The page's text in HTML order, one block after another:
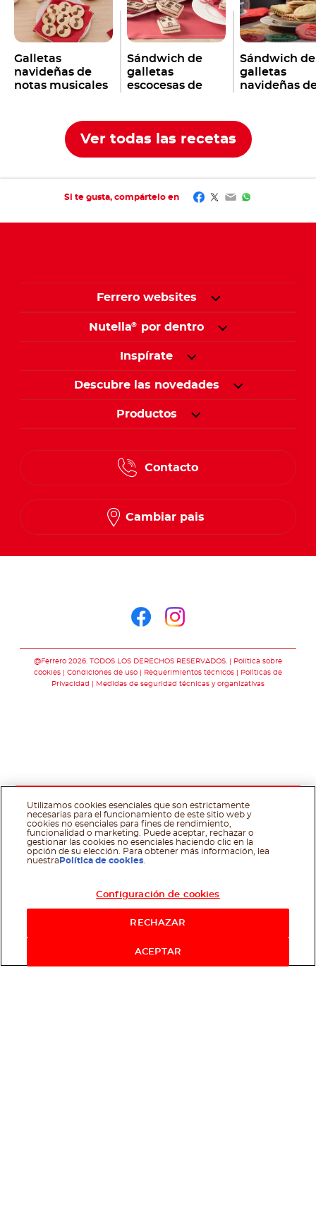
Galletas
navideñas de
notas musicales
Sándwich de
galletas
escocesas de
Sándwich de
galletas
navideñas
Ver todas las recetas
Si te gusta, compártelo en Facebook
Twitter
EmailWhatsApp
Ferrero websites
Nutella® por dentro
Inspírate
Descubre las novedades
Productos
Contacto
Cambiar pais
@Ferrero 2026. TODOS LOS DERECHOS RESERVADOS.
Política sobre
cookies
Condiciones de uso Requerimientos técnicos
Polìticas de
Privacidad
Medidas de seguridad técnicas y organizativas
Utilizamos cookies esenciales que son estrictamente
necesarias para el funcionamiento de este sitio web y
cookies no esenciales para fines de rendimiento,
funcionalidad o marketing. Puede aceptar, rechazar o
gestionar las cookies no esenciales haciendo clic en la
opción de su elección. Para obtener más información, lea
nuestra Política de cookies
Configuración de cookies
RECHAZAR
ACEPTAR